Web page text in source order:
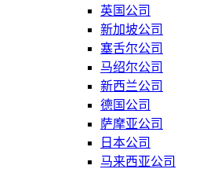
英国公司
新加坡公司
塞舌尔公司
马绍尔公司
新西兰公司
德国公司
萨摩亚公司
日本公司
马来西亚公司